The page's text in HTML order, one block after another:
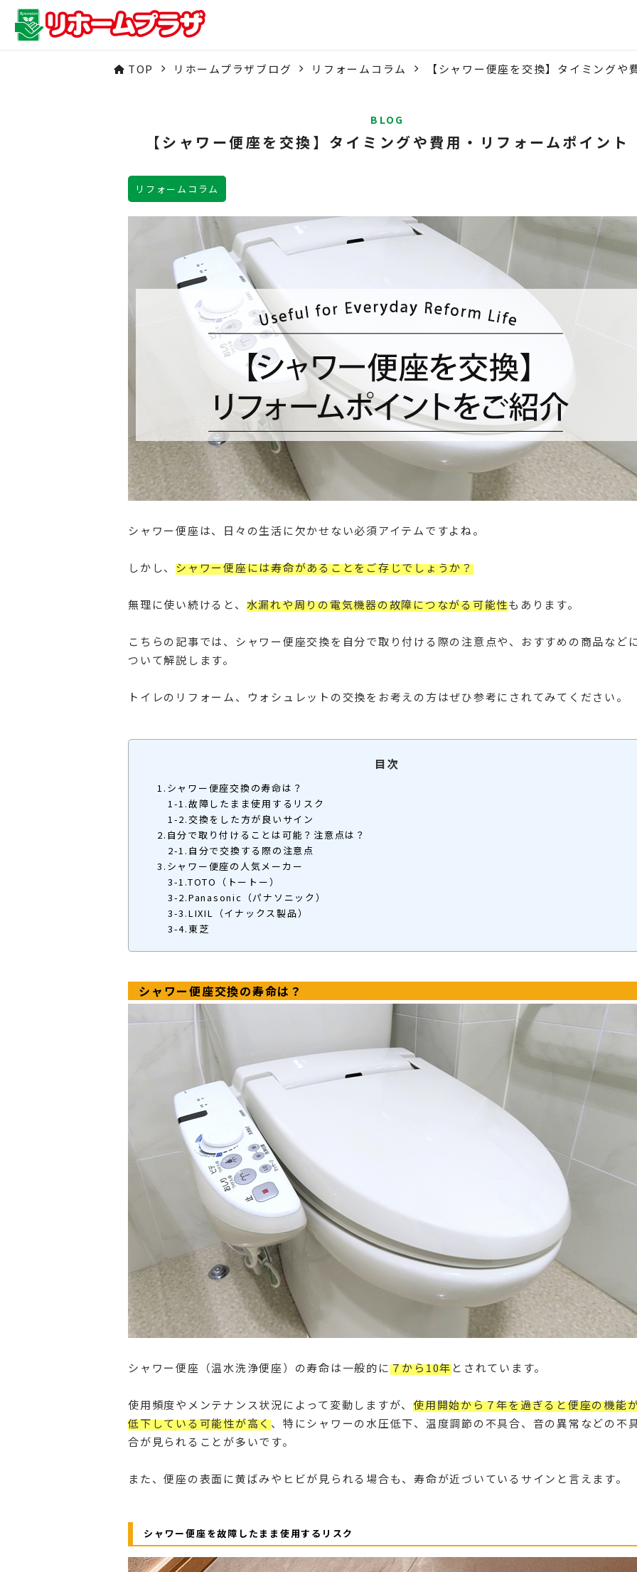
TOP リホームプラザブログ リフォームコラム 【シャワー便座を交換】タイミング
BLOG
【シャワー便座を交換】タイミングや費用・リフォームポイント
リフォームコラム
シャワー便座は、日々の生活に欠かせない必須アイテムですよね。
しかし、 シャワー便座には寿命があることをご存じでしょうか？
無理に使い続けると、 水漏れや周りの電気機器の故障につながる可能性もあります。
こちらの記事では、シャワー便座交換を自分で取り付ける際の注意点や、おすすめの商品など
ついて解説します。
トイレのリフォーム、ウォシュレットの交換をお考えの方はぜひ参考にされてみてください。
目次
1.シャワー便座交換の寿命は？
1-1.故障したまま使用するリスク
1-2.交換をした方が良いサイン
2.自分で取り付けることは可能？注意点は？
2-1.自分で交換する際の注意点
3.シャワー便座の人気メーカー
3-1.TOTO（トートー）
3-2.Panasonic（パナソニック）
3-3.LIXIL（イナックス製品）
3-4.東芝
シャワー便座交換の寿命は？
シャワー便座（温水洗浄便座）の寿命は一般的に７から10年とされています。
使用頻度やメンテナンス状況によって変動しますが、 使用開始から７年を過ぎると便座の機能
低下している可能性が高く、特にシャワーの水圧低下、温度調節の不具合、音の異常などの不
合が見られることが多いです。
また、便座の表面に黄ばみやヒビが見られる場合も、寿命が近づいているサインと言えます。
シャワー便座を故障したまま使用するリスク